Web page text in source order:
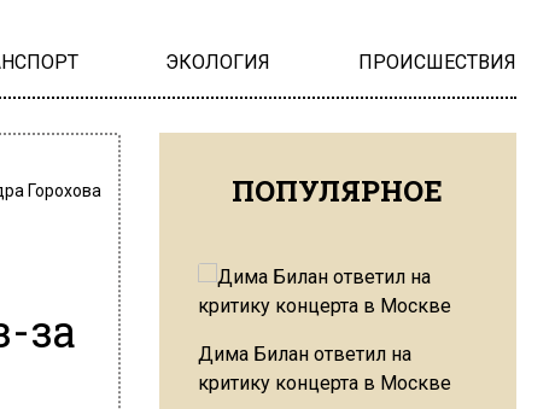
ЭКОЛОГИЯ ПРОИСШЕСТВИЯ
Горохова
за
ПОПУЛЯРНОЕ
Дима Билан ответил на
критику концерта в Москве